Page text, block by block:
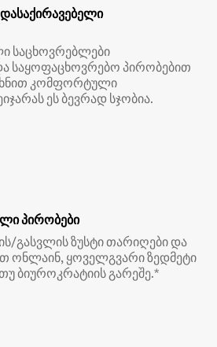
საცხოვრებლები
საყოფაცხოვრებო პირობებით
ხნით კომფორტული
ეს ბევრად სჯობია.
პირობები
გასვლის ზუსტი თარიღები და
ონლაინ, ყოველგვარი ზედმეტი
ბიუროკრატიის გარეშე.*